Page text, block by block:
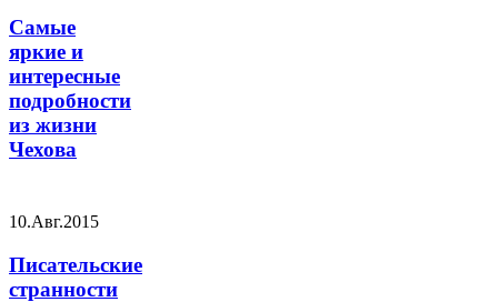
Самые
яркие и
интересные
подробности
из жизни
Чехова
10.Авг.2015
Писательские
странности